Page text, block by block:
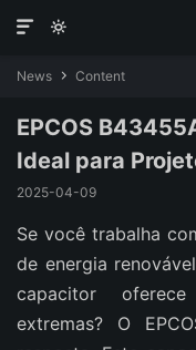


News  Content
EPCOS
Ideal para
2025-04-09
Se você trabalha
de energia
capacitor
extremas? O